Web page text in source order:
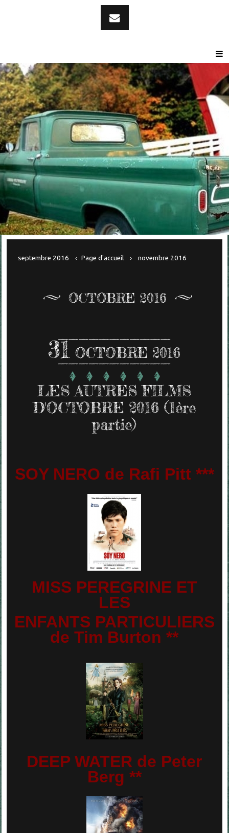
septembre 2016 Page d'accueil novembre 2016
OCTOBRE 2016
31 OCTOBRE 2016
LES AUTRES FILMS
D'OCTOBRE 2016 (1ère
partie)
SOY NERO de Rafi Pitt ***
MISS PEREGRINE ET
LES
ENFANTS PARTICULIERS
de Tim Burton **
DEEP WATER de Peter
Berg **